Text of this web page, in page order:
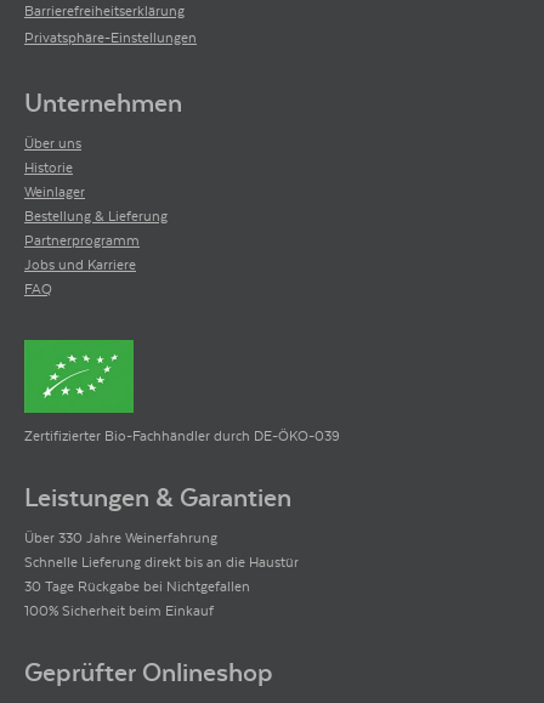
Barrierefreiheitserklärung
Privatsphäre-Einstellungen
Unternehmen
Über uns
Historie
Weinlager
Bestellung & Lieferung
Partnerprogramm
Jobs und Karriere
FAQ
Zertifizierter Bio-Fachhändler durch DE-ÖKO-039
Leistungen & Garantien
Über 330 Jahre Weinerfahrung
Schnelle Lieferung direkt bis an die Haustür
30 Tage Rückgabe bei Nichtgefallen
100% Sicherheit beim Einkauf
Geprüfter Onlineshop